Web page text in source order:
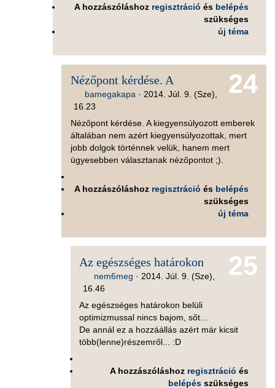
A hozzászóláshoz regisztráció és belépés
szükséges
új téma
24
Nézőpont kérdése. A
bamegakapa · 2014. Júl. 9. (Sze),
16.23
Nézőpont kérdése. A kiegyensúlyozott emberek
általában nem azért kiegyensúlyozottak, mert
jobb dolgok történnek velük, hanem mert
ügyesebben választanak nézőpontot ;).
A hozzászóláshoz regisztráció és belépés
szükséges
új téma
25
Az egészséges határokon
nem6meg · 2014. Júl. 9. (Sze),
16.46
Az egészséges határokon belüli
optimizmussal nincs bajom, sőt...
De annál ez a hozzáállás azért már kicsit
több(lenne)részemről... :D
A hozzászóláshoz regisztráció és
belépés szükséges